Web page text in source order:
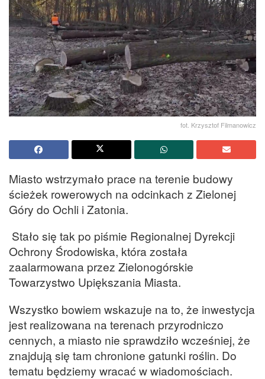
fot. Krzysztof Filmanowicz
Miasto wstrzymało prace na terenie budowy
ścieżek rowerowych na odcinkach z Zielonej
Góry do Ochli i Zatonia.
Stało się tak po piśmie Regionalnej Dyrekcji
Ochrony Środowiska, która została
zaalarmowana przez Zielonogórskie
Towarzystwo Upiększania Miasta.
Wszystko bowiem wskazuje na to, że inwestycja
jest realizowana na terenach przyrodniczo
cennych, a miasto nie sprawdziło wcześniej, że
znajdują się tam chronione gatunki roślin. Do
tematu będziemy wracać w wiadomościach.